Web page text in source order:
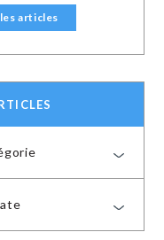
articles